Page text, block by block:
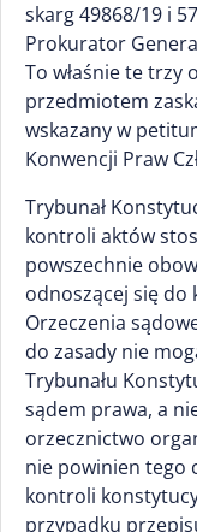
skarg 49868/19 i
Prokurator
To właśnie te trzy
przedmiotem
wskazany w
Konwencji Praw
Trybunał
kontroli aktów
powszechnie
odnoszącej się do
Orzeczenia
do zasady nie
Trybunału
sądem prawa, a
orzecznictwo
nie powinien tego
kontroli
przypadku